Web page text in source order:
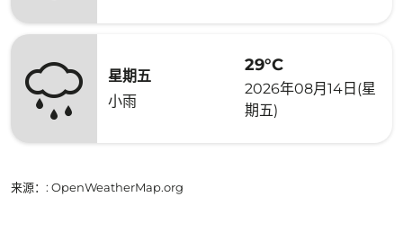
星期五
小雨
29°C
2026年08月14日(星
期五)
来源： : OpenWeatherMap.org